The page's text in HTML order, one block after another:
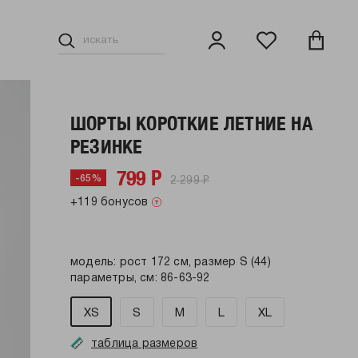
ШОРТЫ КОРОТКИЕ ЛЕТНИЕ НА
РЕЗИНКЕ
-65% 799 Р 2 299 Р
+119 бонусов
модель: рост 172 см, размер S (44)
параметры, см: 86-63-92
XS S M L XL
таблица размеров